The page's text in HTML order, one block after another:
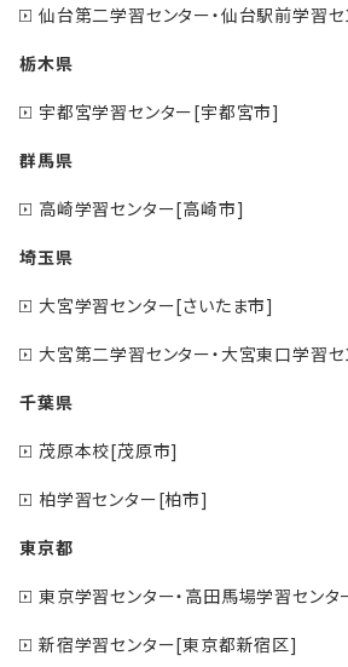
仙台第二学習センター・仙台駅前学習
栃木県
宇都宮学習センター[宇都宮市]
群馬県
高崎学習センター[高崎市]
埼玉県
大宮学習センター[さいたま市]
大宮第二学習センター・大宮東口学習
千葉県
茂原本校[茂原市]
柏学習センター[柏市]
東京都
東京学習センター・高田馬場学習セン
新宿学習センター[東京都新宿区]